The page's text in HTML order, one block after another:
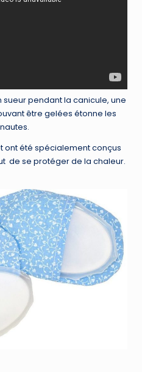
pendant la canicule, une
être gelées étonne les
ont été spécialement conçus
de se protéger de la chaleur.